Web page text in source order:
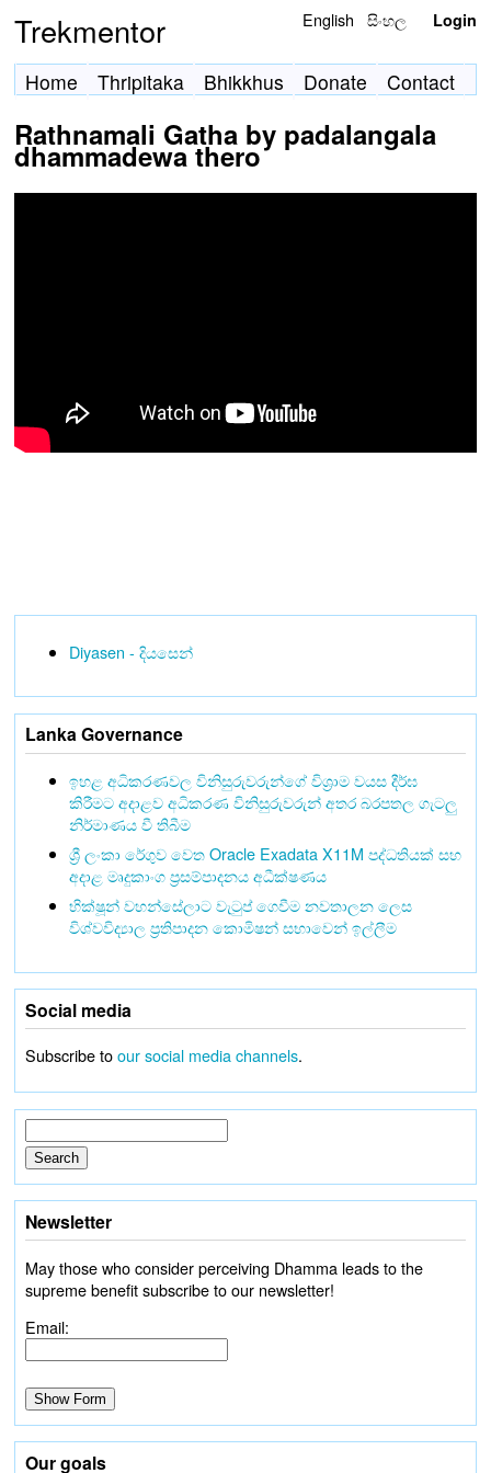
Trekmentor English සිංහල Login
Home Thripitaka Bhikkhus Donate Contact
Rathnamali Gatha by padalangala
dhammadewa thero
Diyasen - දියසෙන්
Lanka Governance
ඉහළ අධිකරණවල විනිසුරුවරුන්ගේ විශ්‍රාම වයස දීර්ඝ
කිරීමට අදාළව අධිකරණ විනිසුරුවරුන් අතර බරපතල ගැටලු
නිර්මාණය වී තිබීම
ශ්‍රී ලංකා රේගුව වෙත Oracle Exadata X11M පද්ධතියක් සහ
අදාළ මෘදුකාංග ප්‍රසම්පාදනය අධීක්ෂණය
භික්ෂූන් වහන්සේලාට වැටුප් ගෙවීම නවතාලන ලෙස
විශ්වවිද්‍යාල ප්‍රතිපාදන කොමිෂන් සභාවෙන් ඉල්ලීම
Social media
Subscribe toour social media channels.
Newsletter
May those who consider perceiving Dhamma leads to the
supreme benefit subscribe to our newsletter!
Email:
Our goals